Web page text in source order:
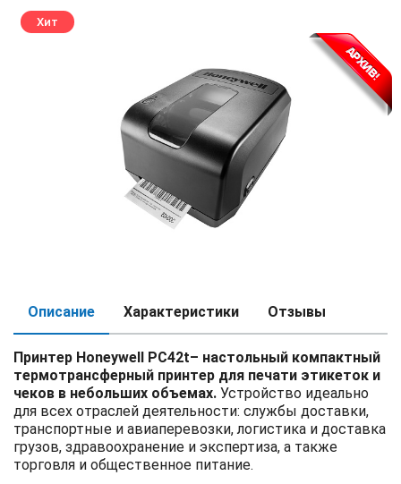
Хит
Описание Характеристики Отзывы
Принтер Honeywell PC42t– настольный компактный
термотрансферный принтер для печати этикеток и
чеков в небольших объемах. Устройство идеально
для всех отраслей деятельности: службы доставки,
транспортные и авиаперевозки, логистика и доставка
грузов, здравоохранение и экспертиза, а также
торговля и общественное питание.